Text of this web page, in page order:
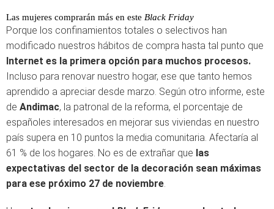
Las mujeres comprarán más en este Black Friday
Porque los confinamientos totales o selectivos han
modificado nuestros hábitos de compra hasta tal punto que
Internet es la primera opción para muchos procesos.
Incluso para renovar nuestro hogar, ese que tanto hemos
aprendido a apreciar desde marzo. Según otro informe, este
de Andimac, la patronal de la reforma, el porcentaje de
españoles interesados en mejorar sus viviendas en nuestro
país supera en 10 puntos la media comunitaria. Afectaría al
61 % de los hogares. No es de extrañar que las
expectativas del sector de la decoración sean máximas
para ese próximo 27 de noviembre.